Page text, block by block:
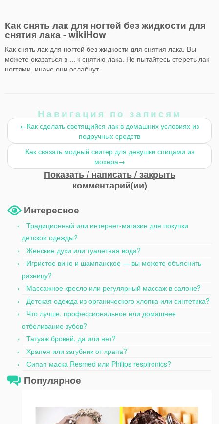
Как снять лак для ногтей без жидкости для
снятия лака - wikiHow
Как снять лак для ногтей без жидкости для снятия лака. Вы
можете оказаться в ... к снятию лака. Не пытайтесь стереть лак
ногтями, иначе они ослабнут.
Навигация по записям
←Как сделать светящийся лак в домашних условиях из
подручных средств
Как связать модный свитер для девушки спицами из
мохера→
Показать / написать / закрыть
комментарий(ии)
Интересное
Традиционный или интернет-магазин для покупки
детской одежды?
Женские духи или туалетная вода?
Игристое вино и шампанское — вы можете объяснить
разницу?
Массажное кресло или регулярный массаж в салоне?
Детская одежда из органического хлопка или синтетика?
Что лучше, профессиональное или домашнее
отбеливание зубов?
Татуаж бровей, да или нет?
Храпея или загубник от храпа?
Сипап маска Resmed или Philips respironics?
Популярное